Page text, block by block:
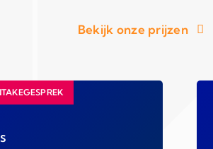
Bekijk onze prijzen